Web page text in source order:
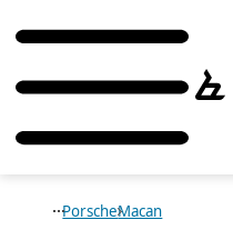
PorscheMacan